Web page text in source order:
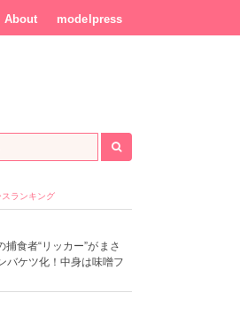
About modelpress
スランキング
捕食者“リッカー”がまさ
バケツ化！中身は味噌フ